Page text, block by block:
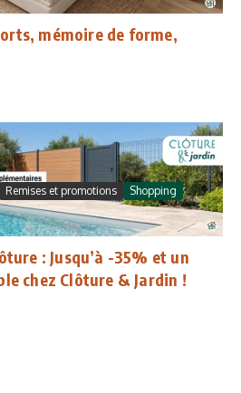
mémoire de forme,
Remises et promotions
Shopping
: Jusqu’à -35% et un
chez Clôture & Jardin !